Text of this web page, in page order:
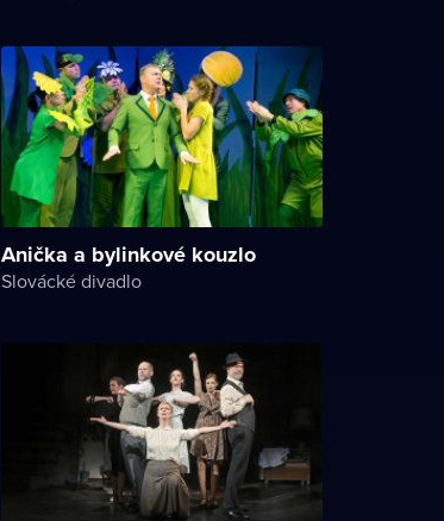
Anička a bylinkové kouzlo
Slovácké divadlo